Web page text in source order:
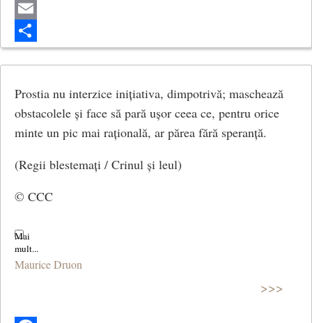
Twitter
Email
Share
Prostia nu interzice inițiativa, dimpotrivă; maschează
obstacolele și face să pară ușor ceea ce, pentru orice
minte un pic mai rațională, ar părea fără speranță.
(Regii blestemați / Crinul și leul)
© CCC
Maurice Druon
>>>